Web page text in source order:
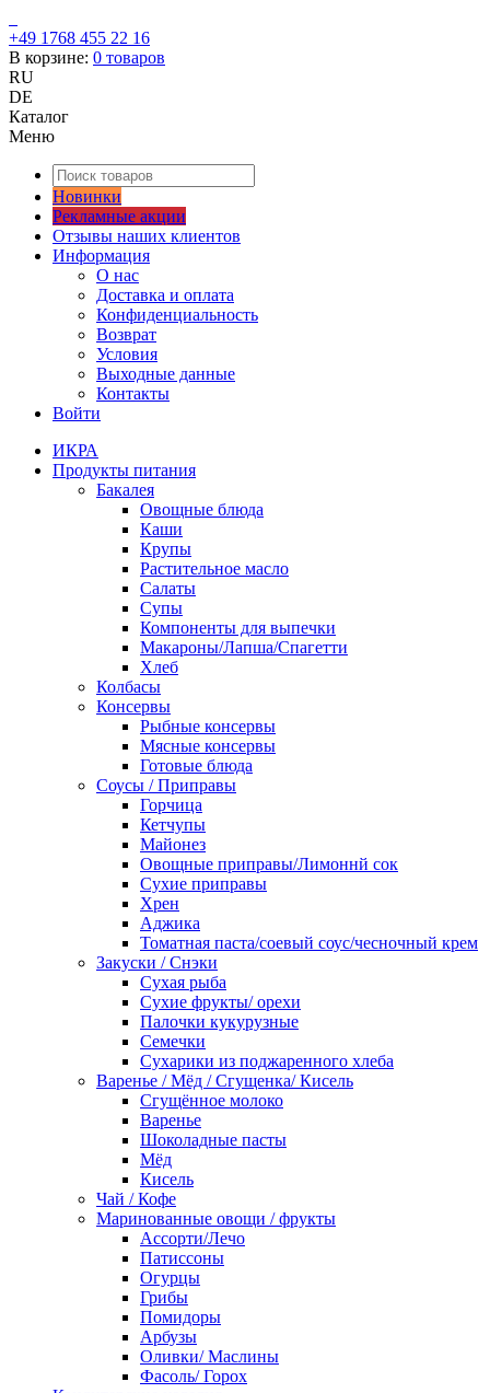
+49 1768 455 22 16
В корзине: 0 товаров
RU
DE
Каталог
Меню
Новинки
Рекламные акции
Отзывы наших клиентов
Информация
О нас
Доставка и оплата
Конфиденциальность
Возврат
Условия
Выходные данные
Контакты
Войти
ИКРА
Продукты питания
Бакалея
Овощные блюда
Каши
Крупы
Растительное масло
Салаты
Супы
Компоненты для выпечки
Макароны/Лапша/Спагетти
Хлеб
Колбасы
Консервы
Рыбные консервы
Мясные консервы
Готовые блюда
Соусы / Приправы
Горчица
Кетчупы
Майонез
Овощные приправы/Лимоннй сок
Сухие приправы
Хрен
Аджика
Томатная паста/соевый соус/чесночный крем
Закуски / Снэки
Сухая рыба
Сухие фрукты/ орехи
Палочки кукурузные
Семечки
Сухарики из поджаренного хлеба
Варенье / Мёд / Сгущенка/ Кисель
Сгущённое молоко
Варенье
Шоколадные пасты
Мёд
Кисель
Чай / Кофе
Маринованные овощи / фрукты
Ассорти/Лечо
Патиссоны
Огурцы
Грибы
Помидоры
Арбузы
Оливки/ Маслины
Фасоль/ Горох